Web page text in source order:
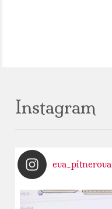
Instagram
eva_pitnerova